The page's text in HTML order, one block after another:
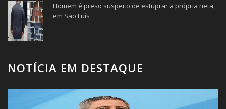
Homem é preso suspeito de estuprar a própria neta,
em São Luís
NOTÍCIA EM DESTAQUE